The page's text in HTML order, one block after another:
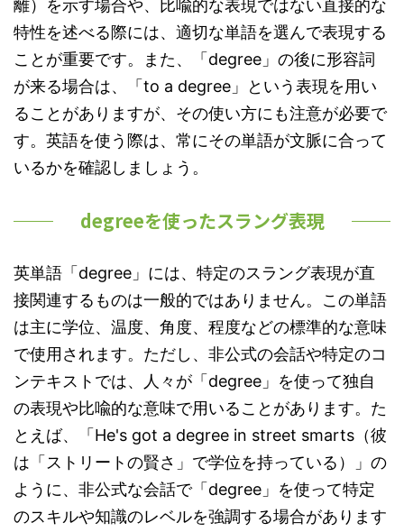
離）を示す場合や、比喩的な表現ではない直接的な
特性を述べる際には、適切な単語を選んで表現する
ことが重要です。また、「degree」の後に形容詞
が来る場合は、「to a degree」という表現を用い
ることがありますが、その使い方にも注意が必要で
す。英語を使う際は、常にその単語が文脈に合って
いるかを確認しましょう。
degreeを使ったスラング表現
英単語「degree」には、特定のスラング表現が直
接関連するものは一般的ではありません。この単語
は主に学位、温度、角度、程度などの標準的な意味
で使用されます。ただし、非公式の会話や特定のコ
ンテキストでは、人々が「degree」を使って独自
の表現や比喩的な意味で用いることがあります。た
とえば、「He's got a degree in street smarts（彼
は「ストリートの賢さ」で学位を持っている）」の
ように、非公式な会話で「degree」を使って特定
のスキルや知識のレベルを強調する場合があります